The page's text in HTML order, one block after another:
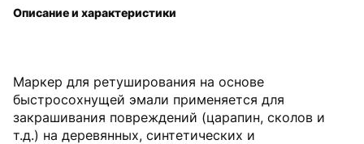
Маркер для ретуширования на основе
быстросохнущей эмали применяется для
закрашивания повреждений (царапин, сколов и
т.д.) на деревянных, синтетических и
Описание и характеристики